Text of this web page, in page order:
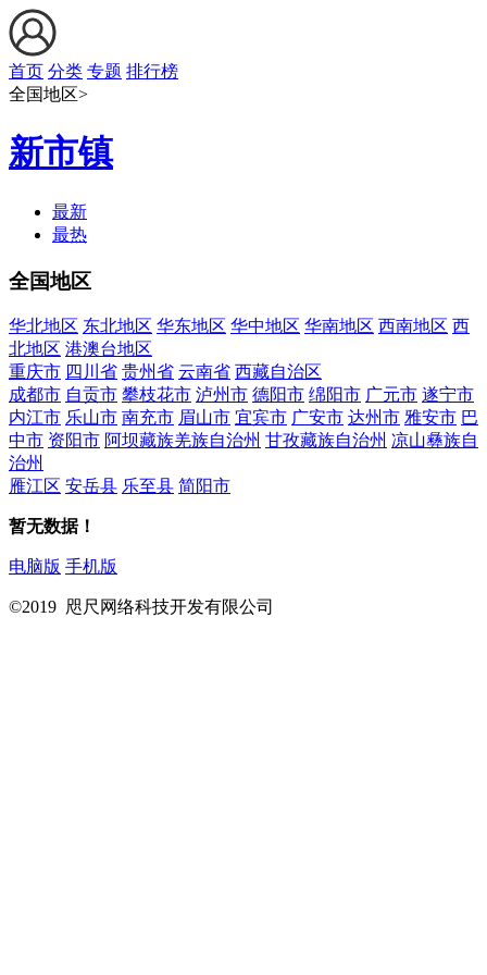
首页 分类 专题 排行榜
全国地区>
新市镇
最新
最热
全国地区
华北地区 东北地区 华东地区 华中地区 华南地区 西南地区 西
北地区 港澳台地区
重庆市 四川省 贵州省 云南省 西藏自治区
成都市 自贡市 攀枝花市 泸州市 德阳市 绵阳市 广元市 遂宁市
内江市 乐山市 南充市 眉山市 宜宾市 广安市 达州市 雅安市 巴
中市 资阳市 阿坝藏族羌族自治州 甘孜藏族自治州 凉山彝族自
治州
雁江区 安岳县 乐至县 简阳市
暂无数据！
电脑版 手机版
©2019 咫尺网络科技开发有限公司